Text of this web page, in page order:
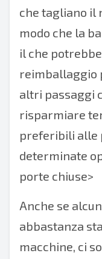
che tagliano il
modo che la
il che
reimballaggio
altri passaggi
risparmiare
preferibili alle
determinate
porte chiuse>
Anche se
abbastanza
macchine, ci